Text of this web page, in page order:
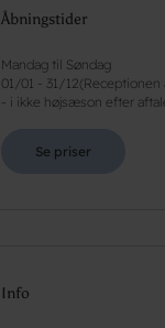
Åbningstider
Mandag til Søndag
01/01 - 31/12( Receptionen
- i ikke højsæson efter
Se priser
Info